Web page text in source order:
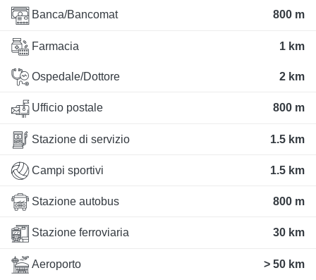
Banca/Bancomat 800 m
Farmacia 1 km
Ospedale/Dottore 2 km
Ufficio postale 800 m
Stazione di servizio 1.5 km
Campi sportivi 1.5 km
Stazione autobus 800 m
Stazione ferroviaria 30 km
Aeroporto > 50 km